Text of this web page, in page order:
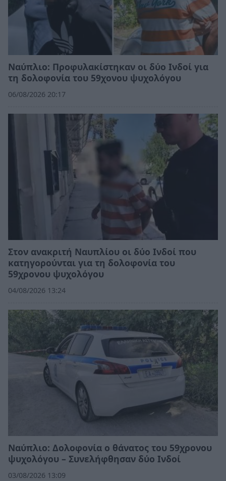
Ναύπλιο: Προφυλακίστηκαν οι δύο Ινδοί για
τη δολοφονία του 59χονου ψυχολόγου
06/08/2026 20:17
Στον ανακριτή Ναυπλίου οι δύο Ινδοί που
κατηγορούνται για τη δολοφονία του
59χρονου ψυχολόγου
04/08/2026 13:24
Ναύπλιο: Δολοφονία ο θάνατος του 59χρονου
ψυχολόγου – Συνελήφθησαν δύο Ινδοί
03/08/2026 13:09